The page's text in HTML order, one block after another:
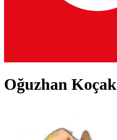
Oğuzhan Koçak